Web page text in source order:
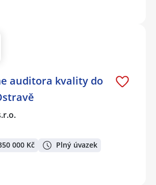
auditora kvality do
000 Kč Plný úvazek